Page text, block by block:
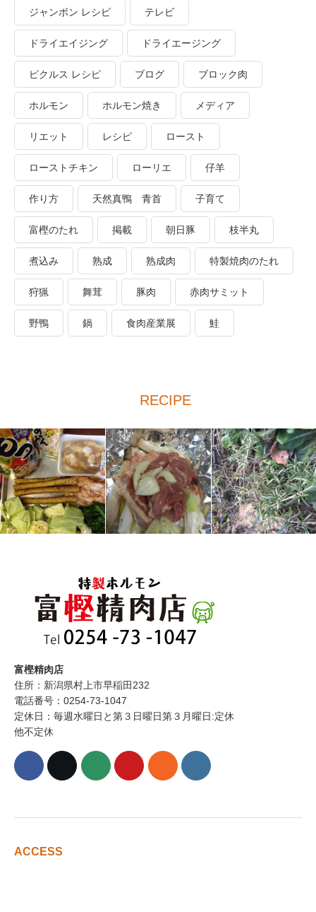
ジャンボン レシピ テレビ
ドライエイジング ドライエージング
ピクルス レシピ ブログ ブロック肉
ホルモン ホルモン焼き メディア
リエット レシピ ロースト
ローストチキン ローリエ 仔羊
作り方 天然真鴨 青首 子育て
富樫のたれ 掲載 朝日豚 枝半丸
煮込み 熟成 熟成肉 特製焼肉のたれ
狩猟 舞茸 豚肉 赤肉サミット
野鴨 鍋 食肉産業展 鮭
RECIPE
富樫精肉店
住所：新潟県村上市早稲田232
電話番号：0254-73-1047
定休日：毎週水曜日と第３日曜日第３月曜日:定休
他不定休
ACCESS